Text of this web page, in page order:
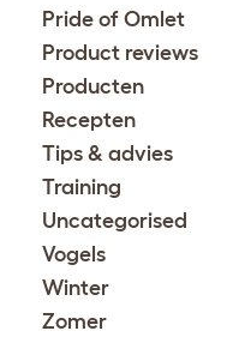
Pride of Omlet
Product reviews
Producten
Recepten
Tips & advies
Training
Uncategorised
Vogels
Winter
Zomer